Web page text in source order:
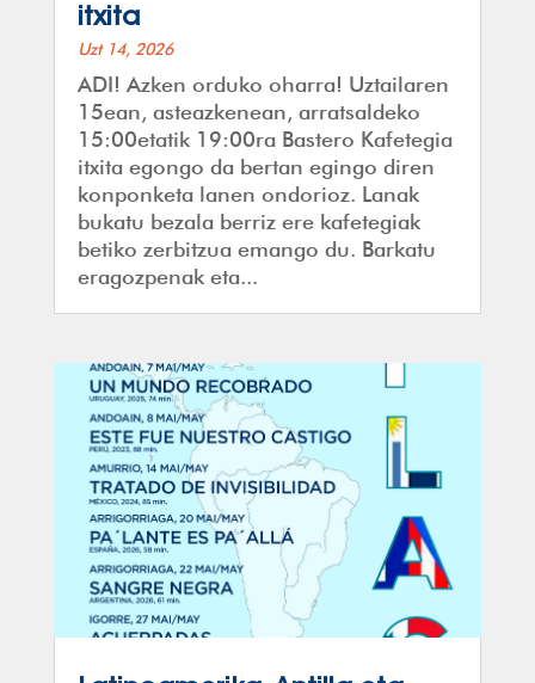
itxita
Uzt 14, 2026
ADI! Azken orduko oharra! Uztailaren
15ean, asteazkenean, arratsaldeko
15:00etatik 19:00ra Bastero Kafetegia
itxita egongo da bertan egingo diren
konponketa lanen ondorioz. Lanak
bukatu bezala berriz ere kafetegiak
betiko zerbitzua emango du. Barkatu
eragozpenak eta...